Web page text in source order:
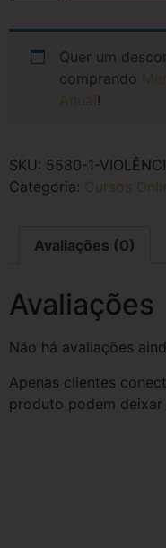
Quer um
comprando
Anual !
SKU: 5580-1-
Categoria: Cursos
Avaliações (0)
Avaliações
Não há avaliações
Apenas clientes
produto podem deixar